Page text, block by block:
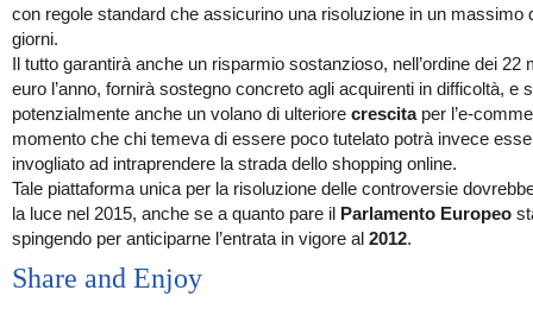
con regole standard che assicurino una risoluzione in un massimo
giorni.
Il tutto garantirà anche un risparmio sostanzioso, nell’ordine dei 22
euro l’anno, fornirà sostegno concreto agli acquirenti in difficoltà, e
potenzialmente anche un volano di ulteriore crescitaper l’e-
momento che chi temeva di essere poco tutelato potrà invece
invogliato ad intraprendere la strada dello shopping online.
Tale piattaforma unica per la risoluzione delle controversie
la luce nel 2015, anche se a quanto pare il Parlamento Europeo
spingendo per anticiparne l’entrata in vigore al 2012.
Share and Enjoy